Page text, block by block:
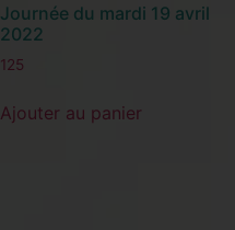
Journée du mardi 19 avril
2022
125
Ajouter au panier